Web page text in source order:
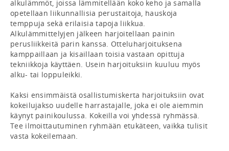
alkulämmöt, joissa lämmitellään koko keho ja samalla
opetellaan liikunnallisia perustaitoja, hauskoja
temppuja sekä erilaisia tapoja liikkua.
Alkulämmittelyjen jälkeen harjoitellaan painin
perusliikkeitä parin kanssa. Otteluharjoituksena
kamppaillaan ja kisaillaan toisia vastaan opittuja
tekniikkoja käyttäen. Usein harjoituksiin kuuluu myös
alku- tai loppuleikki.
Kaksi ensimmäistä osallistumiskerta harjoituksiin ovat
kokeilujakso uudelle harrastajalle, joka ei ole aiemmin
käynyt painikoulussa. Kokeilla voi yhdessä ryhmässä.
Tee ilmoittautuminen ryhmään etukäteen, vaikka tulisit
vasta kokeilemaan.